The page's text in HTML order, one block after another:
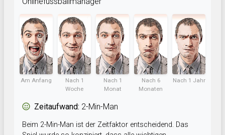
Am Anfang
Nach 1
Woche
Nach 1
Monat
Nach 6
Monaten
Nach 1 Jahr
Zeitaufwand: 2-Min-Man
Beim 2-Min-Man ist der Zeitfaktor entscheidend. Das